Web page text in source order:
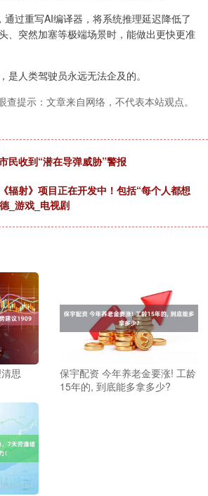
过重写AI编译器，将系统推理延迟降低了
、突然加塞等极端场景时，能做出更快更准
是人类驾驶员永远无法企及的。
查提示：文章来自网络，不代表本站观点。
民收到“潜在导弹威胁”警报
辐射》项目正在开发中！包括“每个人都想
_游戏_电视剧
思
保宇配资 今年养老金要涨! 工龄
15年的, 到底能多拿多少?